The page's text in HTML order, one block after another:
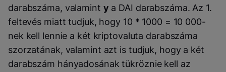
darabszáma, valamint y a DAI darabszáma. Az 1.
feltevés miatt tudjuk, hogy 10 * 1000 = 10 000-
nek kell lennie a két kriptovaluta darabszáma
szorzatának, valamint azt is tudjuk, hogy a két
darabszám hányadosának tükröznie kell az